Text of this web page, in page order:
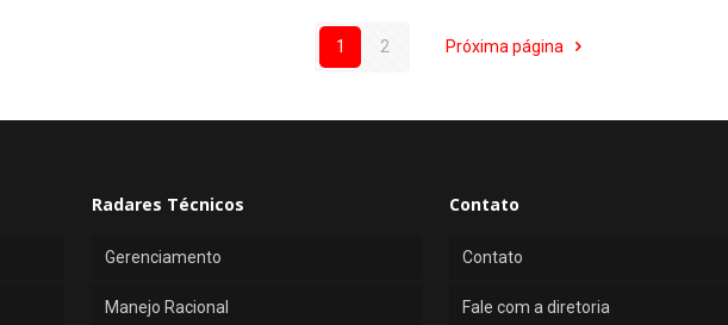
1 2 Próxima página
Radares Técnicos
Gerenciamento
Manejo Racional
Contato
Contato
Fale com a diretoria